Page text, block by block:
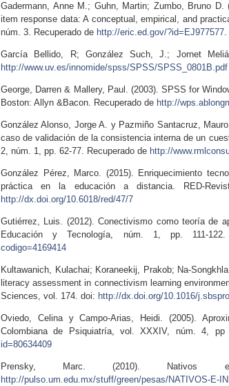
Gadermann, Anne M.; Guhn, Martin; Zumbo, Bruno
item response data: A conceptual, empirical, and
núm. 3. Recuperado de http://eric.ed.gov/?id=EJ977577.
García Bellido, R; González Such, J.; Jornet
http://www.uv.es/innomide/spss/SPSS/SPSS_0801B.pdf
George, Darren & Mallery, Paul. (2003). SPSS for
Boston: Allyn &Bacon. Recuperado de http://
González Alonso, Jorge A. y Pazmiño Santacruz,
caso de validación de la consistencia interna de un
2, núm. 1, pp. 62-77. Recuperado de http://
González Pérez, Marco. (2015). Enriquecimiento
práctica en la educación a distancia. RED-
http://dx.doi.org/10.6018/red/47/7
Gutiérrez, Luis. (2012). Conectivismo como teoría de
Educación y Tecnología, núm. 1, pp. 111-
codigo=4169414
Kultawanich, Kulachai; Koraneekij, Prakob; Na-
literacy assessment in connectivism learning
Sciences, vol. 174. doi: http://dx.doi.org/10.1016/
Oviedo, Celina y Campo-Arias, Heidi. (2005).
Colombiana de Psiquiatría, vol. XXXIV, núm. 4, pp
id=80634409
Prensky, Marc. (2010). Nativos
http://pulso.um.edu.mx/stuff/green/pesas/NATIVOS-E-